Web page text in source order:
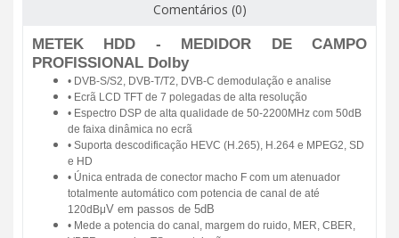
Comentários (0)
METEK HDD - MEDIDOR DE CAMPO
PROFISSIONAL Dolby
• DVB-S/S2, DVB-T/T2, DVB-C demodulação e analise
• Ecrã LCD TFT de 7 polegadas de alta resolução
• Espectro DSP de alta qualidade de 50-2200MHz com 50dB
de faixa dinâmica no ecrã
• Suporta descodificação HEVC (H.265), H.264 e MPEG2, SD
e HD
• Única entrada de conector macho F com um atenuador
totalmente automático com potencia de canal de até
120dBμV em passos de 5dB
• Mede a potencia do canal, margem do ruido, MER, CBER,